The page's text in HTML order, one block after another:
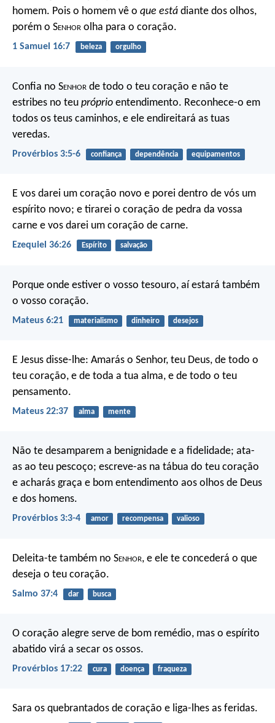
homem. Pois o homem vê o que está diante dos olhos,
porém o Senhor olha para o coração.
1 Samuel 16:7 beleza orgulho
Confia no Senhor de todo o teu coração e não te
estribes no teu próprio entendimento. Reconhece-o em
todos os teus caminhos, e ele endireitará as tuas
veredas.
Provérbios 3:5-6 confiança dependência equipamentos
E vos darei um coração novo e porei dentro de vós um
espírito novo; e tirarei o coração de pedra da vossa
carne e vos darei um coração de carne.
Ezequiel 36:26 Espírito salvação
Porque onde estiver o vosso tesouro, aí estará também
o vosso coração.
Mateus 6:21 materialismo dinheiro desejos
E Jesus disse-lhe: Amarás o Senhor, teu Deus, de todo o
teu coração, e de toda a tua alma, e de todo o teu
pensamento.
Mateus 22:37 alma mente
Não te desamparem a benignidade e a fidelidade; ata-
as ao teu pescoço; escreve-as na tábua do teu coração
e acharás graça e bom entendimento aos olhos de Deus
e dos homens.
Provérbios 3:3-4 amor recompensa valioso
Deleita-te também no Senhor, e ele te concederá o que
deseja o teu coração.
Salmo 37:4 dar busca
O coração alegre serve de bom remédio, mas o espírito
abatido virá a secar os ossos.
Provérbios 17:22 cura doença fraqueza
Sara os quebrantados de coração e liga-lhes as feridas.